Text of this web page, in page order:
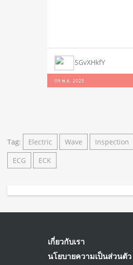
SGvXHkfY
09 พ.ย. 2025
Tag: Electric Wave Inspection
ECG
ECK
เกี่ยวกับเรา
นโยบายความเป็นส่วนตัว